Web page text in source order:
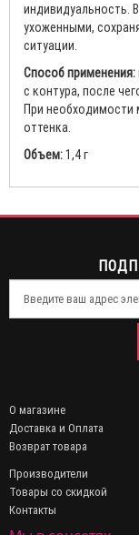
индивидуальность.
ухоженными,
ситуации.
Способ применения:
с контура, после
При необходимости
оттенка.
Объем:1,4 г
О магазине
Доставка и Оплата
Возврат товара
Производители
Товары со скидкой
Контакты